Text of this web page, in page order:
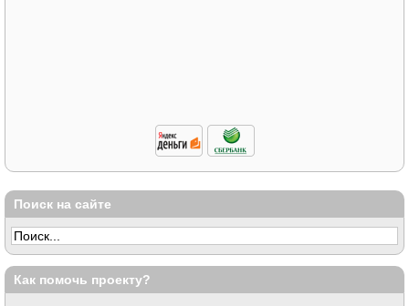
Поиск на сайте
Как помочь проекту?